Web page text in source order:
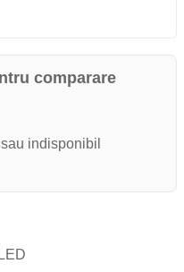
comparare
indisponibil